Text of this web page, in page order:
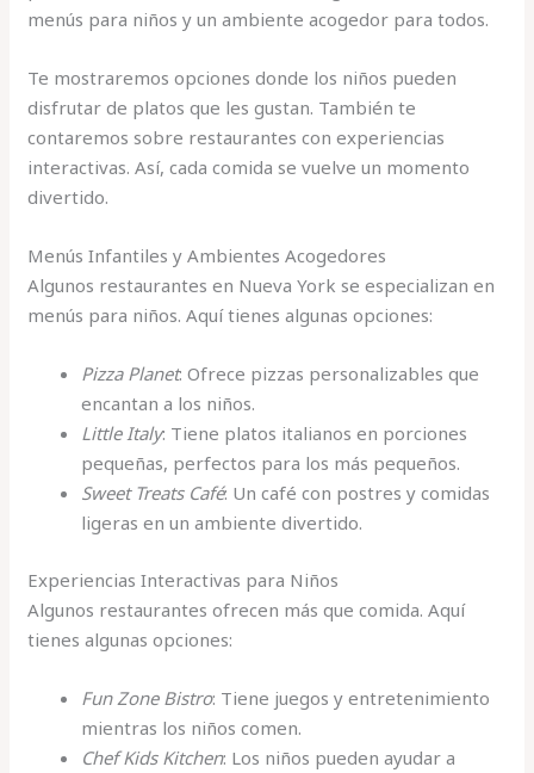
menús para niños y un ambiente acogedor para todos.
Te mostraremos opciones donde los niños pueden
disfrutar de platos que les gustan. También te
contaremos sobre restaurantes con experiencias
interactivas. Así, cada comida se vuelve un momento
divertido.
Menús Infantiles y Ambientes Acogedores
Algunos restaurantes en Nueva York se especializan en
menús para niños. Aquí tienes algunas opciones:
Pizza Planet: Ofrece pizzas personalizables que
encantan a los niños.
Little Italy: Tiene platos italianos en porciones
pequeñas, perfectos para los más pequeños.
Sweet Treats Café: Un café con postres y comidas
ligeras en un ambiente divertido.
Experiencias Interactivas para Niños
Algunos restaurantes ofrecen más que comida. Aquí
tienes algunas opciones:
Fun Zone Bistro: Tiene juegos y entretenimiento
mientras los niños comen.
Chef Kids Kitchen: Los niños pueden ayudar a